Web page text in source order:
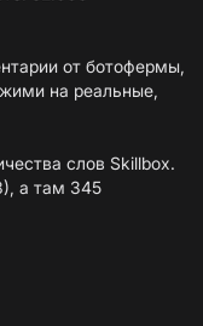
от ботофермы,
на реальные,
слов Skillbox.
а там 345